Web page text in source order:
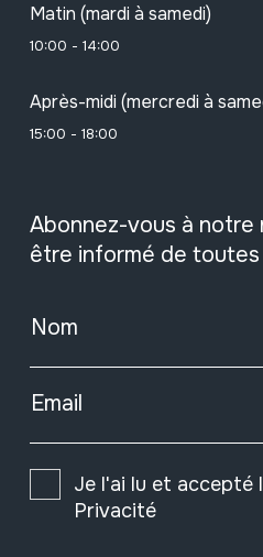
Matin (mardi à samedi)
10:00 - 14:00
Après-midi (mercredi à
15:00 - 18:00
Abonnez-vous à
être informé de
Nom
Email
Je l'ai lu et accepté
Privacité